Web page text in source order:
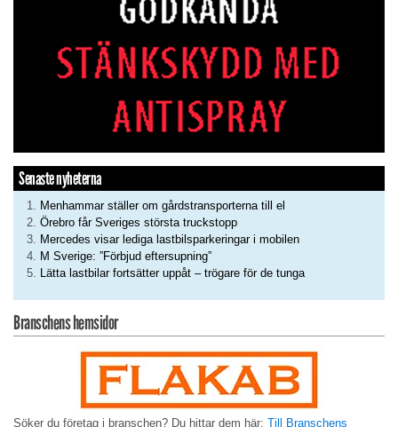
Senaste nyheterna
Menhammar ställer om gårdstransporterna till el
Örebro får Sveriges största truckstopp
Mercedes visar lediga lastbilsparkeringar i mobilen
M Sverige: ”Förbjud eftersupning”
Lätta lastbilar fortsätter uppåt – trögare för de tunga
Branschens hemsidor
Söker du företag i branschen? Du hittar dem här: Till Branschens